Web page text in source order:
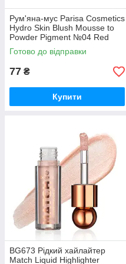
Рум'яна-мус Parisa Cosmetics
Hydro Skin Blush Mousse to
Powder Pigment №04 Red
Grape
Готово до відправки
77 ₴
Купити
BG673 Рідкий хайлайтер
Match Liquid Highlighter